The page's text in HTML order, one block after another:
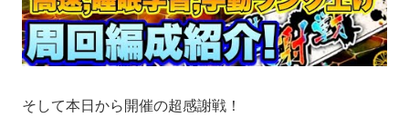
そして本日から開催の超感謝戦！